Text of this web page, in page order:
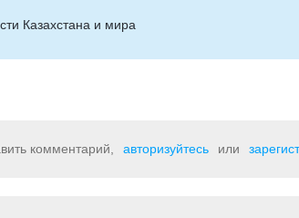
Казахстана и мира
комментарий, авторизуйтесь или